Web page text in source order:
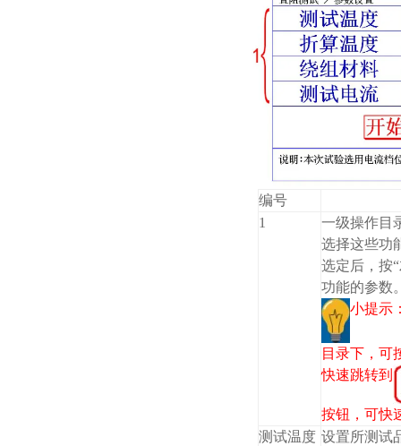
编号
1
一级操作目
选择这些功
选定后，按
功能的参数
小提示
目录下，可
快速跳转到
按钮，可快
测试温度 设置所测试